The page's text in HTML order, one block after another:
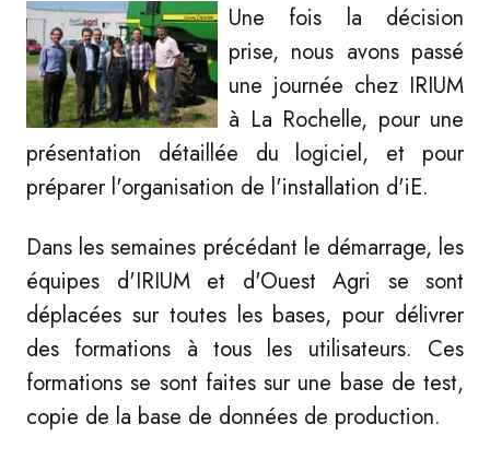
Une fois la décision
prise, nous avons passé
une journée chez IRIUM
à La Rochelle, pour une
présentation détaillée du logiciel, et pour
préparer l'organisation de l'installation d'iE.
Dans les semaines précédant le démarrage, les
équipes d'IRIUM et d'Ouest Agri se sont
déplacées sur toutes les bases, pour délivrer
des formations à tous les utilisateurs. Ces
formations se sont faites sur une base de test,
copie de la base de données de production.